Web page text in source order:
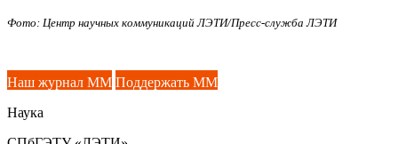
Фото: Центр научных коммуникаций ЛЭТИ/Пресс-служба ЛЭТИ
Наш журнал ММ Поддержать ММ
Наука